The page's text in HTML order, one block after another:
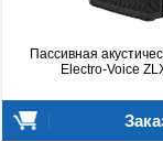
Пассивная
Electro-Voice